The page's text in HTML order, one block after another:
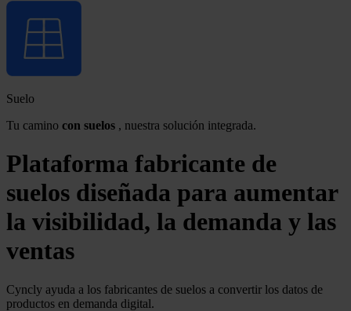
Suelo
Tu camino con suelos , nuestra solución integrada.
Plataforma fabricante de
suelos diseñada para aumentar
la visibilidad, la demanda y las
ventas
Cyncly ayuda a los fabricantes de suelos a convertir los datos de
productos en demanda digital.